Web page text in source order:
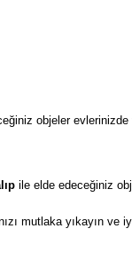
objeler
ile elde edeceğiniz
mutlaka yıkayın ve